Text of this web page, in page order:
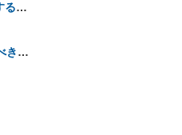
アプリの課金の一部を運営収益とする仕組みは資金決済法に該当しますか？
Web契約未着手でも違約金は払うべきか？弁護士に相談